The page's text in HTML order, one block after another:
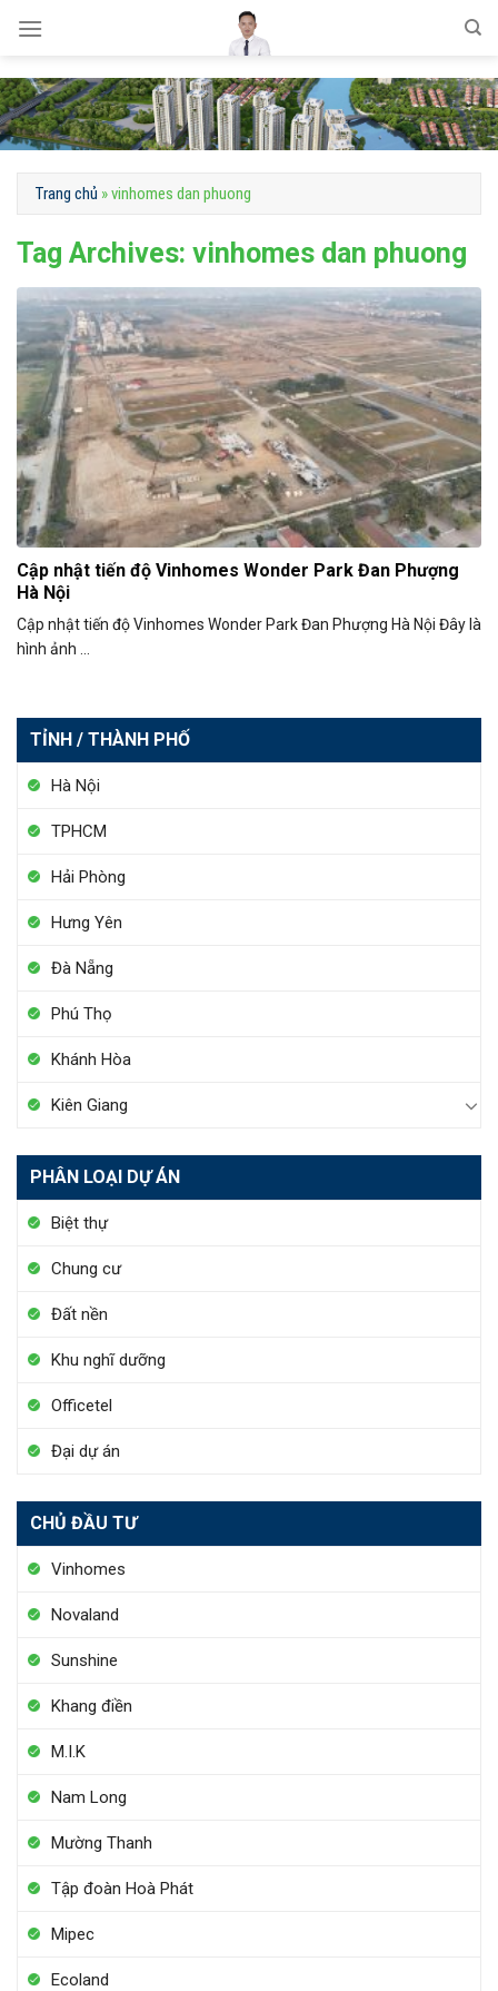
Trang chủ »vinhomes dan phuong
TỈNH / THÀNH PHỐ
Hà Nội
TPHCM
Hải Phòng
Hưng Yên
Đà Nẵng
Phú Thọ
Khánh Hòa
Kiên Giang
PHÂN LOẠI DỰ ÁN
Biệt thự
Chung cư
Đất nền
Khu nghĩ dưỡng
Officetel
Đại dự án
CHỦ ĐẦU TƯ
Vinhomes
Novaland
Sunshine
Khang điền
M.I.K
Nam Long
Mường Thanh
Tập đoàn Hoà Phát
Mipec
Ecoland
Tag Archives: vinhomes dan phuong
Cập nhật tiến độ Vinhomes Wonder Park Đan Phượng
Hà Nội
Cập nhật tiến độ Vinhomes Wonder Park Đan Phượng Hà Nội Đây là
hình ảnh ...